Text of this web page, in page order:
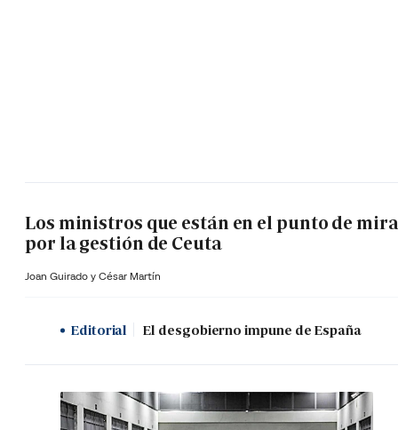
Los ministros que están en el punto de mira
por la gestión de Ceuta
Joan Guirado y César Martín
Editorial El desgobierno impune de España